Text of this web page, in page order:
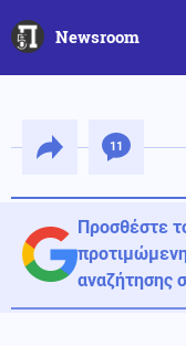
Newsroom
11
Προσθέστε
αναζήτησης